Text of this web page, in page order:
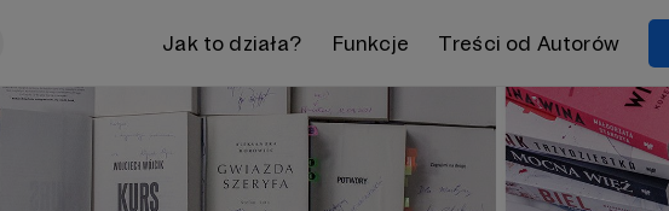
Jak to działa? Funkcje Treści od Autorów